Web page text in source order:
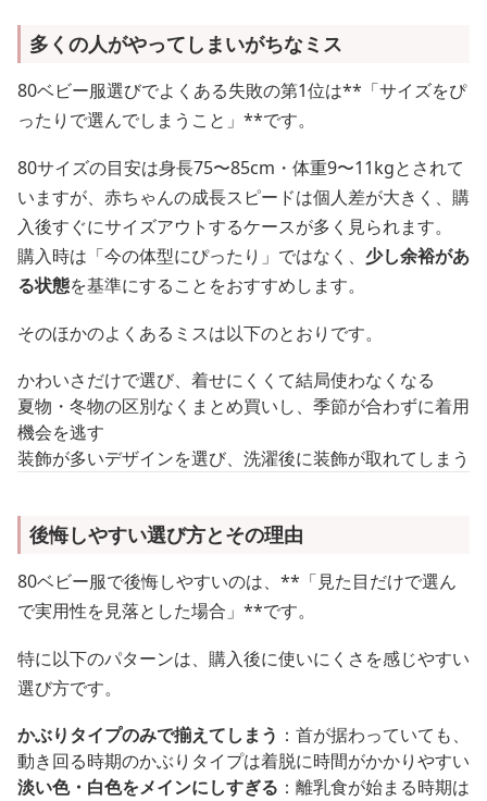
多くの人がやってしまいがちなミス
80ベビー服選びでよくある失敗の第1位は**「サイズをぴ
ったりで選んでしまうこと」**です。
80サイズの目安は身長75〜85cm・体重9〜11kgとされて
いますが、赤ちゃんの成長スピードは個人差が大きく、購
入後すぐにサイズアウトするケースが多く見られます。
購入時は「今の体型にぴったり」ではなく、 少し余裕があ
る状態を基準にすることをおすすめします。
そのほかのよくあるミスは以下のとおりです。
かわいさだけで選び、着せにくくて結局使わなくなる
夏物・冬物の区別なくまとめ買いし、季節が合わずに着用
機会を逃す
装飾が多いデザインを選び、洗濯後に装飾が取れてしまう
後悔しやすい選び方とその理由
80ベビー服で後悔しやすいのは、**「見た目だけで選ん
で実用性を見落とした場合」**です。
特に以下のパターンは、購入後に使いにくさを感じやすい
選び方です。
かぶりタイプのみで揃えてしまう ：首が据わっていても、
動き回る時期のかぶりタイプは着脱に時間がかかりやすい
淡い色・白色をメインにしすぎる ：離乳食が始まる時期は